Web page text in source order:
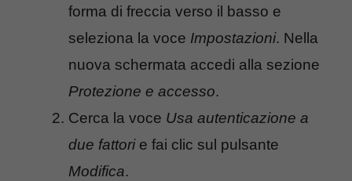
forma di freccia verso il basso e
seleziona la voce Impostazioni. Nella
nuova schermata accedi alla sezione
Protezione e accesso.
Cerca la voce Usa autenticazione a
due fattorie fai clic sul pulsante
Modifica.